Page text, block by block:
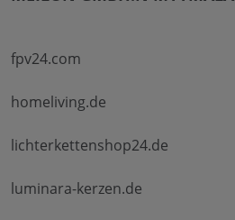
fpv24.com
homeliving.de
lichterkettenshop24.de
luminara-kerzen.de